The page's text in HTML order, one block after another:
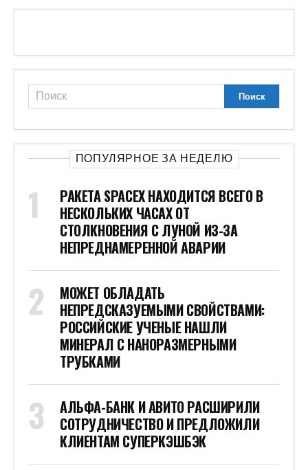
ПОПУЛЯРНОЕ ЗА НЕДЕЛЮ
РАКЕТА SPACEX НАХОДИТСЯ ВСЕГО В
НЕСКОЛЬКИХ ЧАСАХ ОТ
СТОЛКНОВЕНИЯ С ЛУНОЙ ИЗ-ЗА
НЕПРЕДНАМЕРЕННОЙ АВАРИИ
МОЖЕТ ОБЛАДАТЬ
НЕПРЕДСКАЗУЕМЫМИ СВОЙСТВАМИ:
РОССИЙСКИЕ УЧЕНЫЕ НАШЛИ
МИНЕРАЛ С НАНОРАЗМЕРНЫМИ
ТРУБКАМИ
АЛЬФА-БАНК И АВИТО РАСШИРИЛИ
СОТРУДНИЧЕСТВО И ПРЕДЛОЖИЛИ
КЛИЕНТАМ СУПЕРКЭШБЭК